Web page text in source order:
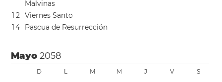
Malvinas
1 2 Viernes Santo
14 Pascua de Resurrección
Mayo2058
D L M M J V S